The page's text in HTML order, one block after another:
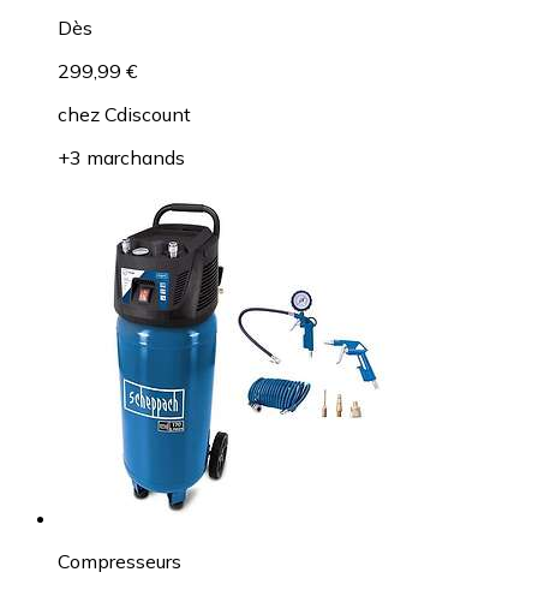
Dès
299,99 €
chez Cdiscount
+3 marchands
Compresseurs